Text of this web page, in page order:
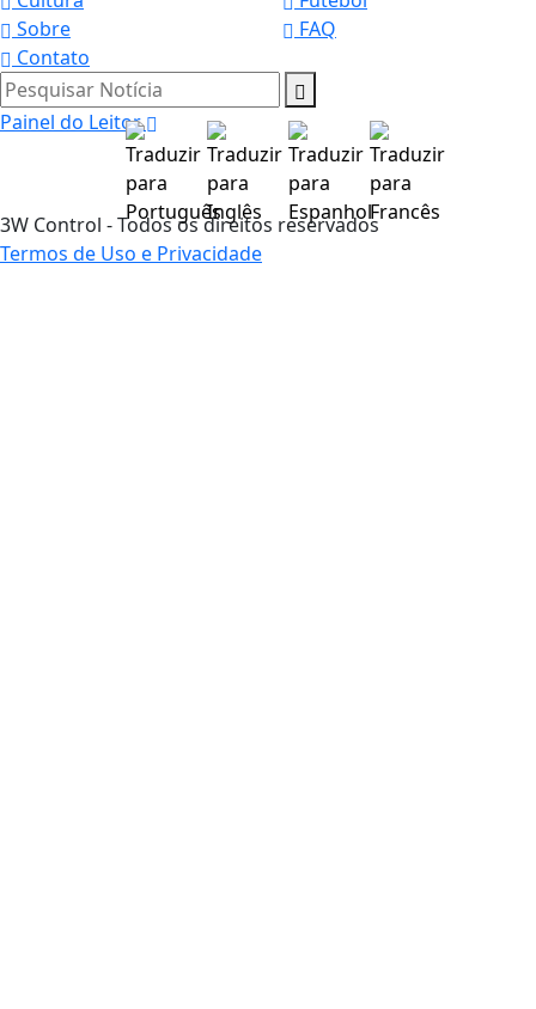
Sobre
FAQ
Contato
Pesquisar Notícia
Painel do Leitor
3W Control - Todos os direitos reservados
Termos de Uso e Privacidade